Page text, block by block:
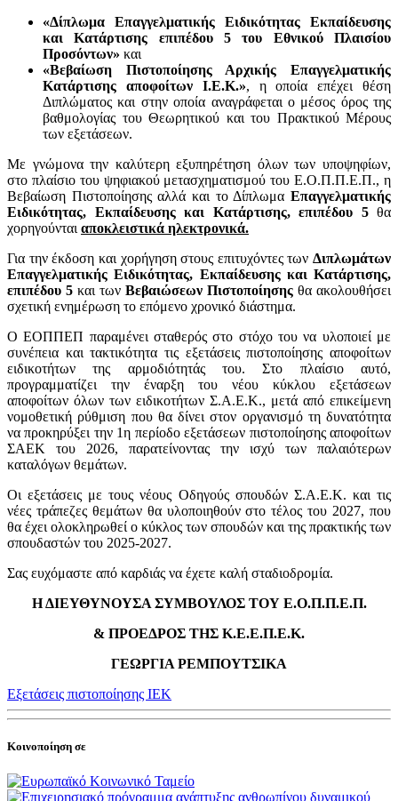
«Δίπλωμα Επαγγελματικής Ειδικότητας Εκπαίδευσης
και Κατάρτισης επιπέδου 5 του Εθνικού Πλαισίου
Προσόντων» και
«Βεβαίωση Πιστοποίησης Αρχικής Επαγγελματικής
Κατάρτισης αποφοίτων Ι.Ε.Κ.», η οποία επέχει θέση
Διπλώματος και στην οποία αναγράφεται ο μέσος όρος της
βαθμολογίας του Θεωρητικού και του Πρακτικού Μέρους
των εξετάσεων.
Με γνώμονα την καλύτερη εξυπηρέτηση όλων των υποψηφίων,
στο πλαίσιο του ψηφιακού μετασχηματισμού του Ε.Ο.Π.Π.Ε.Π., η
Βεβαίωση Πιστοποίησης αλλά και το Δίπλωμα Επαγγελματικής
Ειδικότητας, Εκπαίδευσης και Κατάρτισης, επιπέδου 5θα
χορηγούνται αποκλειστικά ηλεκτρονικά.
Για την έκδοση και χορήγηση στους επιτυχόντες των Διπλωμάτων
Επαγγελματικής Ειδικότητας, Εκπαίδευσης και Κατάρτισης,
επιπέδου 5 και των Βεβαιώσεων Πιστοποίησης θα ακολουθήσει
σχετική ενημέρωση το επόμενο χρονικό διάστημα.
Ο ΕΟΠΠΕΠ παραμένει σταθερός στο στόχο του να υλοποιεί με
συνέπεια και τακτικότητα τις εξετάσεις πιστοποίησης αποφοίτων
ειδικοτήτων της αρμοδιότητάς του. Στο πλαίσιο αυτό,
προγραμματίζει την έναρξη του νέου κύκλου εξετάσεων
αποφοίτων όλων των ειδικοτήτων Σ.Α.Ε.Κ., μετά από επικείμενη
νομοθετική ρύθμιση που θα δίνει στον οργανισμό τη δυνατότητα
να προκηρύξει την 1η περίοδο εξετάσεων πιστοποίησης αποφοίτων
ΣΑΕΚ του 2026, παρατείνοντας την ισχύ των παλαιότερων
καταλόγων θεμάτων.
Οι εξετάσεις με τους νέους Οδηγούς σπουδών Σ.Α.Ε.Κ. και τις
νέες τράπεζες θεμάτων θα υλοποιηθούν στο τέλος του 2027, που
θα έχει ολοκληρωθεί ο κύκλος των σπουδών και της πρακτικής των
σπουδαστών του 2025-2027.
Σας ευχόμαστε από καρδιάς να έχετε καλή σταδιοδρομία.
Η ΔΙΕΥΘΥΝΟΥΣΑ ΣΥΜΒΟΥΛΟΣ ΤΟΥ Ε.Ο.Π.Π.Ε.Π.
& ΠΡΟΕΔΡΟΣ ΤΗΣ Κ.Ε.Ε.Π.Ε.Κ.
ΓΕΩΡΓΙΑ ΡΕΜΠΟΥΤΣΙΚΑ
Εξετάσεις πιστοποίησης ΙΕΚ
Κοινοποίηση σε